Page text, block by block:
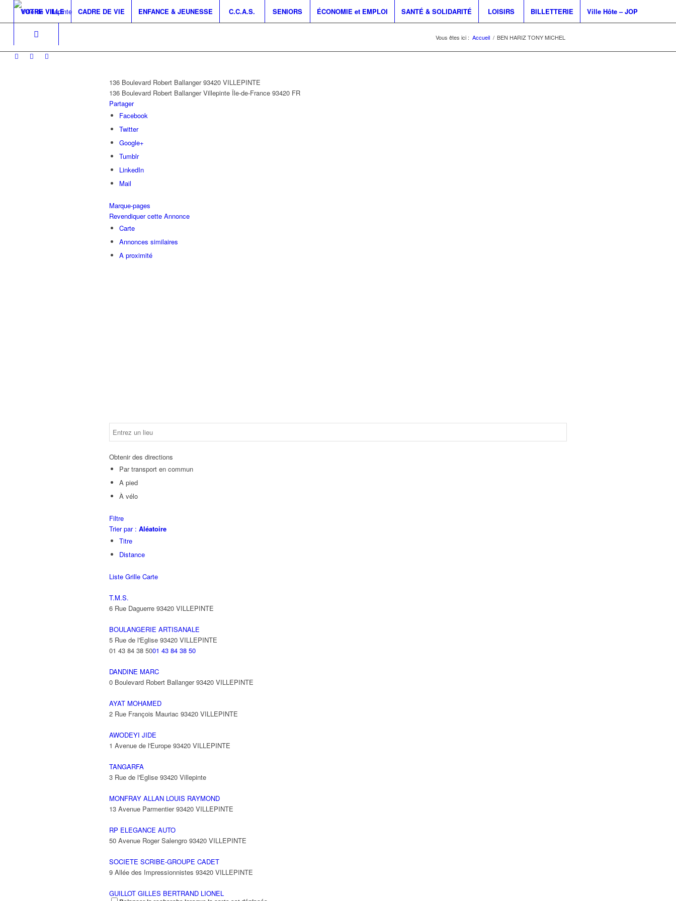
VOTRE VILLE CADRE DE VIE ENFANCE & JEUNESSE C.C.A.S. SENIORS ÉCONOMIE et EMPLOI SANTÉ & SOLIDARITÉ LOISIRS BILLETTERIE Ville Hôte – JOP
Vous êtes ici : Accueil / BEN HARIZ TONY MICHEL
136 Boulevard Robert Ballanger 93420 VILLEPINTE
136 Boulevard Robert Ballanger Villepinte Île-de-France 93420 FR
Partager
Facebook
Twitter
Google+
Tumblr
LinkedIn
Mail
Marque-pages
Revendiquer cette Annonce
Carte
Annonces similaires
A proximité
Obtenir des directions
Par transport en commun
A pied
À vélo
Filtre
Trier par : Aléatoire
Titre
Distance
Liste Grille Carte
T.M.S.
6 Rue Daguerre 93420 VILLEPINTE
BOULANGERIE ARTISANALE
5 Rue de l'Eglise 93420 VILLEPINTE
01 43 84 38 5001 43 84 38 50
DANDINE MARC
0 Boulevard Robert Ballanger 93420 VILLEPINTE
AYAT MOHAMED
2 Rue François Mauriac 93420 VILLEPINTE
AWODEYI JIDE
1 Avenue de l'Europe 93420 VILLEPINTE
TANGARFA
3 Rue de l'Eglise 93420 Villepinte
MONFRAY ALLAN LOUIS RAYMOND
13 Avenue Parmentier 93420 VILLEPINTE
RP ELEGANCE AUTO
50 Avenue Roger Salengro 93420 VILLEPINTE
SOCIETE SCRIBE-GROUPE CADET
9 Allée des Impressionnistes 93420 VILLEPINTE
GUILLOT GILLES BERTRAND LIONEL